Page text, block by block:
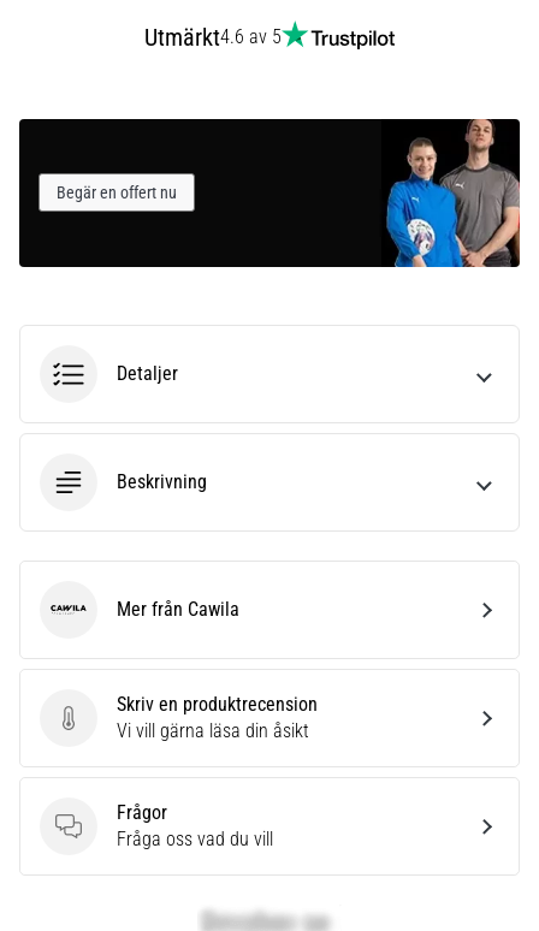
Utmärkt4.6 av 5
Begär en offert nu
Detaljer
Beskrivning
Skriv en produktrecension
Skriv en produktrecension
Vi vill gärna läsa din åsikt
Frågor
Frågor
Fråga oss vad du vill
Cawila Mer från Cawila